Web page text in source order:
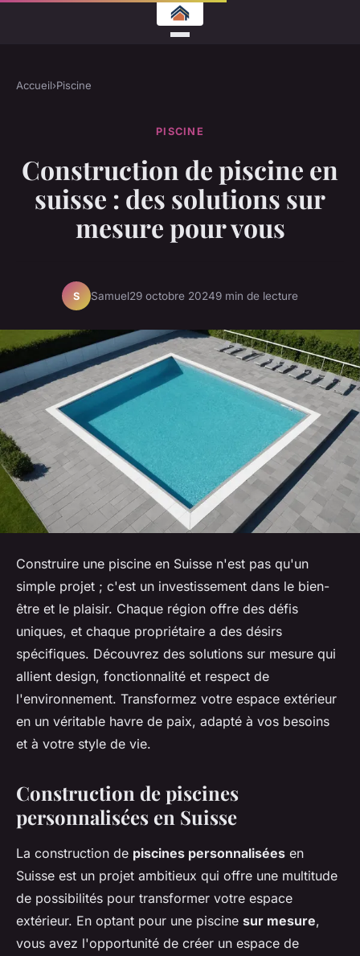
Accueil›Piscine
PISCINE
Construction de piscine en
suisse : des solutions sur
mesure pour vous
S Samuel29 octobre 20249 min de lecture
Construire une piscine en Suisse n'est pas qu'un
simple projet ; c'est un investissement dans le bien-
être et le plaisir. Chaque région offre des défis
uniques, et chaque propriétaire a des désirs
spécifiques. Découvrez des solutions sur mesure qui
allient design, fonctionnalité et respect de
l'environnement. Transformez votre espace extérieur
en un véritable havre de paix, adapté à vos besoins
et à votre style de vie.
Construction de piscines
personnalisées en Suisse
La construction de piscines personnalisées en
Suisse est un projet ambitieux qui offre une multitude
de possibilités pour transformer votre espace
extérieur. En optant pour une piscine sur mesure,
vous avez l'opportunité de créer un espace de